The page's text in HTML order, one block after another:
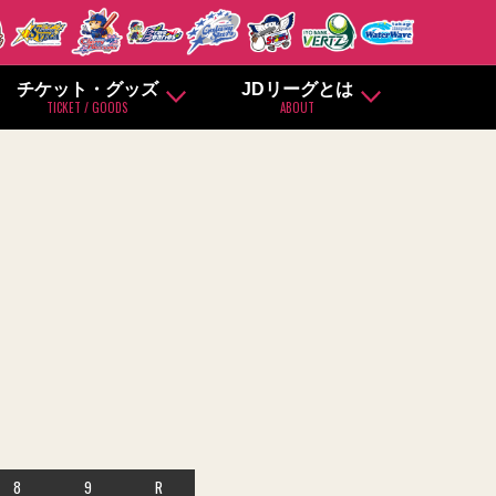
チケット・グッズ
TICKET / GOODS
JDリーグとは
ABOUT
8 9 R